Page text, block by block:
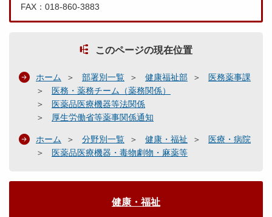
FAX：018-860-3883
このページの現在位置
ホーム 部署別一覧 健康福祉部
医務薬事課
医務・薬務チーム（薬務関係）
医薬品医療機器等法関係
厚生労働省等薬事関係通知
ホーム 分野別一覧 健康・福祉
医療・病院
医薬品医療機器・毒物劇物・麻薬等
健康・福祉